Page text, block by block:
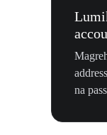
na